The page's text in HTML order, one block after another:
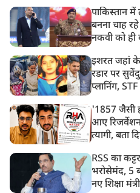
पाकिस्तान में
बनना चाह
नकवी को ही
इशरत जहां
रडार पर
प्लानिंग,
'1857 जैसी
आए
त्यागी, बता
RSS का
भरोसेमंद, 5
नए शिक्षा